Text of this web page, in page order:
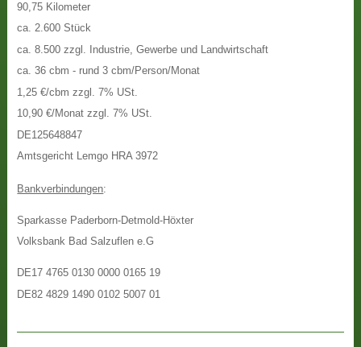
90,75 Kilometer
ca. 2.600 Stück
ca. 8.500 zzgl. Industrie, Gewerbe und Landwirtschaft
ca. 36 cbm - rund 3 cbm/Person/Monat
1,25 €/cbm zzgl. 7% USt.
10,90 €/Monat zzgl. 7% USt.
DE125648847
Amtsgericht Lemgo HRA 3972
Bankverbindungen:
Sparkasse Paderborn-Detmold-Höxter
Volksbank Bad Salzuflen e.G
DE17 4765 0130 0000 0165 19
DE82 4829 1490 0102 5007 01